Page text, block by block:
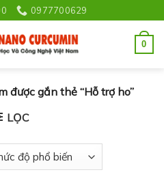
0977700629
0
được gắn thẻ “Hỗ trợ ho”
LỌC